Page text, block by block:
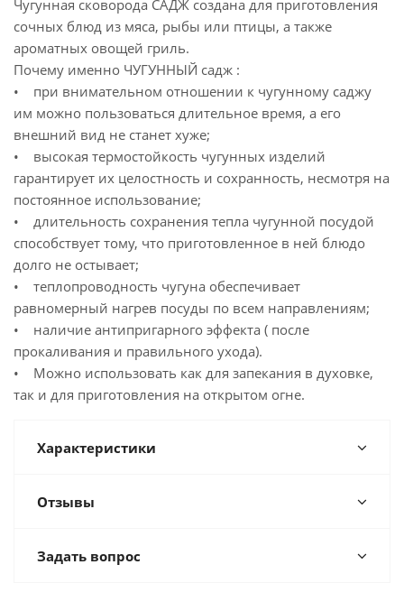
Чугунная сковорода САДЖ создана для приготовления
сочных блюд из мяса, рыбы или птицы, а также
ароматных овощей гриль.
Почему именно ЧУГУННЫЙ садж :
• при внимательном отношении к чугунному саджу
им можно пользоваться длительное время, а его
внешний вид не станет хуже;
• высокая термостойкость чугунных изделий
гарантирует их целостность и сохранность, несмотря на
постоянное использование;
• длительность сохранения тепла чугунной посудой
способствует тому, что приготовленное в ней блюдо
долго не остывает;
• теплопроводность чугуна обеспечивает
равномерный нагрев посуды по всем направлениям;
• наличие антипригарного эффекта ( после
прокаливания и правильного ухода).
• Можно использовать как для запекания в духовке,
так и для приготовления на открытом огне.
Характеристики
Отзывы
Задать вопрос